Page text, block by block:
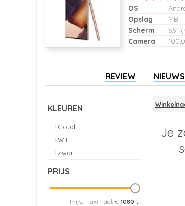
OS
Opslag
MB
Scherm
6,9"
Camera
REVIEW NIEUWS
KLEUREN
Goud
Wit
Zwart
PRIJS
Prijs, maximaal: € 1080 ,-
Je